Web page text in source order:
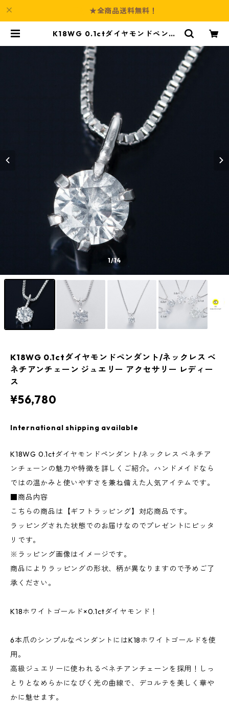
★全商品送料無料！
K18WG 0.1ctダイヤモンドペンダ
ン ジュエリー アクセサリー レディ
ース | Culture-Booth
1/14
K18WG 0.1ctダイヤモンドペンダント/ネックレス ベ
ネチアンチェーン ジュエリー アクセサリー レディー
ス
¥56,780
International shipping available
K18WG 0.1ctダイヤモンドペンダント/ネックレス ベネチア
ンチェーンの魅力や特徴を詳しくご紹介。ハンドメイドなら
ではの温かみと使いやすさを兼ね備えた人気アイテムです。
■商品内容
こちらの商品は【ギフトラッピング】対応商品です。
ラッピングされた状態でのお届けなのでプレゼントにピッタ
リです。
※ラッピング画像はイメージです。
商品によりラッピングの形状、柄が異なりますので予めご了
承ください。
K18ホワイトゴールド×0.1ctダイヤモンド！
6本爪のシンプルなペンダントにはK18ホワイトゴールドを使
用。
高級ジュエリーに使われるベネチアンチェーンを採用！しっ
とりとなめらかになびく光の曲線で、デコルテを美しく華や
かに魅せます。